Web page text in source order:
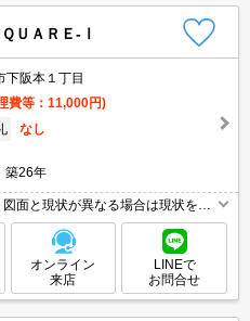
ＵＡＲＥ-Ⅰ
下阪本１丁目
費等：11,000円)
なし
26年
面と現状が異なる場合は現状を優
オンライン
来店
LINEで
お問合せ